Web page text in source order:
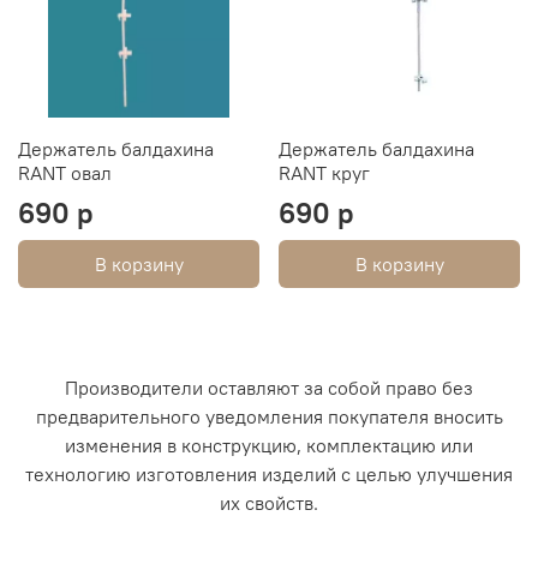
Держатель балдахина
RANT овал
690 р
В корзину
Держатель балдахина
RANT круг
690 р
В корзину
Производители оставляют за собой право без
предварительного уведомления покупателя вносить
изменения в конструкцию, комплектацию или
технологию изготовления изделий с целью улучшения
их свойств.